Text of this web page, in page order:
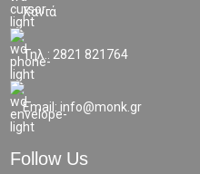
Χανιά
Τηλ.: 2821 821764
Email: info@monk.gr
Follow Us